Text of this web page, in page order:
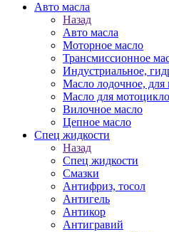
Авто масла
Назад
Авто масла
Моторное масло
Трансмиссионное
Индустриальное,
Масло лодочное, для
Масло для
Вилочное масло
Цепное масло
Спец жидкости
Назад
Спец жидкости
Смазки
Антифриз, тосол
Антигель
Антикор
Антигравий